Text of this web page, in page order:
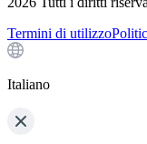
Termini di utilizzo
Italiano